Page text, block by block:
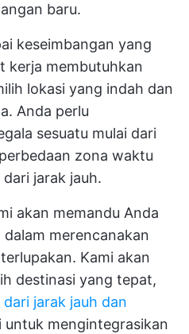
baru.
keseimbangan yang
kerja membutuhkan
lokasi yang indah dan
Anda perlu
sesuatu mulai dari
zona waktu
jarak jauh.
akan memandu Anda
merencanakan
Kami akan
destinasi yang tepat,
jarak jauh dan
untuk mengintegrasikan